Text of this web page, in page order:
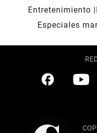
Entretenimiento
Especiales